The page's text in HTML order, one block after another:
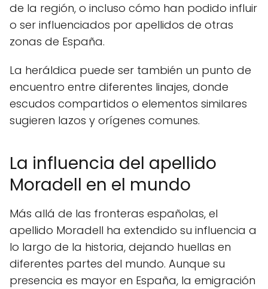
de la región, o incluso cómo han podido influir
o ser influenciados por apellidos de otras
zonas de España.
La heráldica puede ser también un punto de
encuentro entre diferentes linajes, donde
escudos compartidos o elementos similares
sugieren lazos y orígenes comunes.
La influencia del apellido
Moradell en el mundo
Más allá de las fronteras españolas, el
apellido Moradell ha extendido su influencia a
lo largo de la historia, dejando huellas en
diferentes partes del mundo. Aunque su
presencia es mayor en España, la emigración